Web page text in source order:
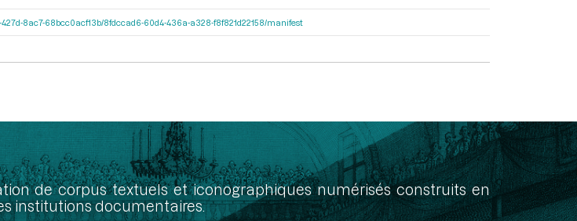
427d-8ac7-68bcc0acf13b/8fdccad6-60d4-436a-a328-f8f821d22158/manifest
de corpus textuels et iconographiques numérisés construits en
institutions documentaires.